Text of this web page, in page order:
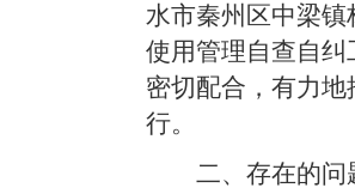
水市秦州区中梁
使用管理自查自纠
密切配合，有力
行。
二、存在的问